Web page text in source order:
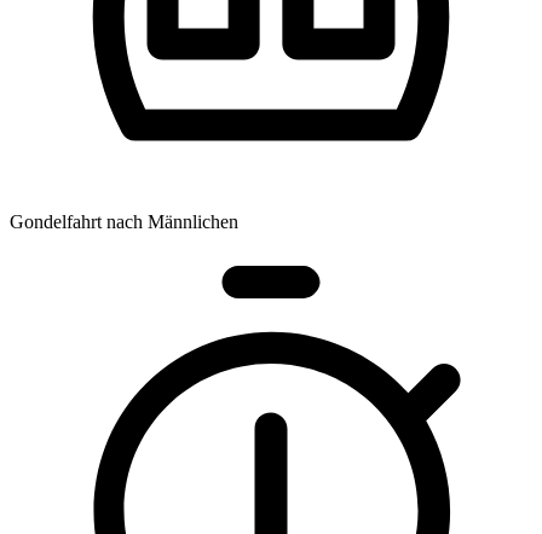
Gondelfahrt nach Männlichen